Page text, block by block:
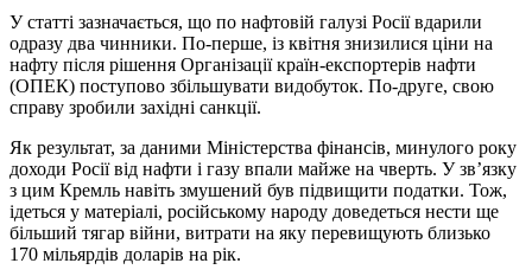
У статті зазначається, що по нафтовій галузі Росії вдарили
одразу два чинники. По-перше, із квітня знизилися ціни на
нафту після рішення Організації країн-експортерів нафти
(ОПЕК) поступово збільшувати видобуток. По-друге, свою
справу зробили західні санкції.
Як результат, за даними Міністерства фінансів, минулого року
доходи Росії від нафти і газу впали майже на чверть. У зв’язку
з цим Кремль навіть змушений був підвищити податки. Тож,
ідеться у матеріалі, російському народу доведеться нести ще
більший тягар війни, витрати на яку перевищують близько
170 мільярдів доларів на рік.